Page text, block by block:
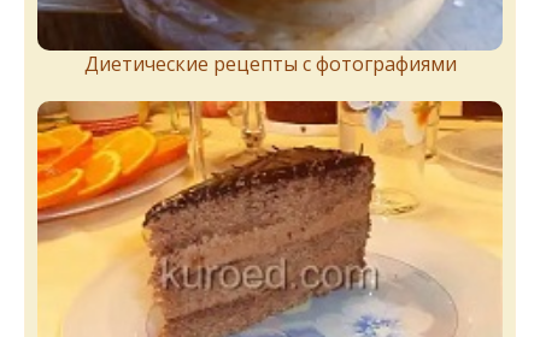
Диетические рецепты с фотографиями